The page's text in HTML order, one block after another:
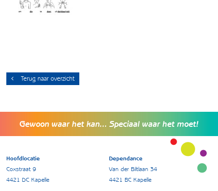
Terug naar overzicht
Gewoon waar het kan... Speciaal waar het moet!
Hoofdlocatie
Coxstraat 9
4421 DC Kapelle
Dependance
Van der Biltlaan 34
4421 BC Kapelle